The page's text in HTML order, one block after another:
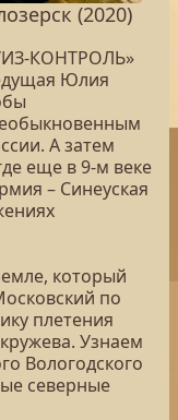
(2020)
КОНТРОЛЬ»
Юлия
А затем
еще в 9-м веке
– Синеуская
который
по
плетения
Узнаем
Вологодского
северные